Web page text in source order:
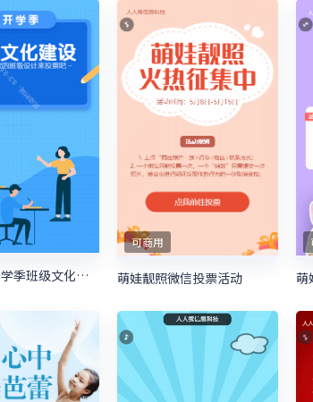
蓝色卡通开学季班级文化建设投票
可商用
萌娃靓照微信投票活动 萌